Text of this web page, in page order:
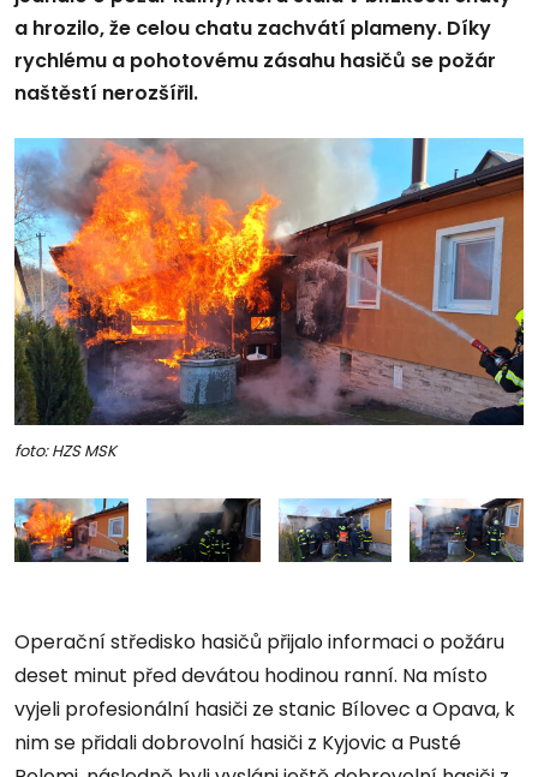
a hrozilo, že celou chatu zachvátí plameny. Díky
rychlému a pohotovému zásahu hasičů se požár
naštěstí nerozšířil.
foto: HZS MSK
Operační středisko hasičů přijalo informaci o požáru
deset minut před devátou hodinou ranní. Na místo
vyjeli profesionální hasiči ze stanic Bílovec a Opava, k
nim se přidali dobrovolní hasiči z Kyjovic a Pusté